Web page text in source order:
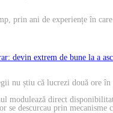
prin ani de experiențe în
devin extrem de bune la a
nu știu că lucrezi două ore
direct
se descurcau prin mecanisme